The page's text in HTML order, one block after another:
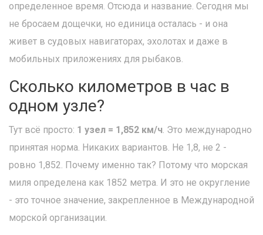
определенное время. Отсюда и название. Сегодня мы
не бросаем дощечки, но единица осталась - и она
живет в судовых навигаторах, эхолотах и даже в
мобильных приложениях для рыбаков.
Сколько километров в час в
одном узле?
Тут всё просто: 1 узел = 1,852 км/ч. Это международно
принятая норма. Никаких вариантов. Не 1,8, не 2 -
ровно 1,852. Почему именно так? Потому что морская
миля определена как 1852 метра. И это не округление
- это точное значение, закрепленное в Международной
морской организации.